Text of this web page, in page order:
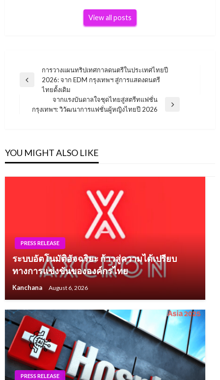
View all posts
navigation
Previous
การวางแผนทริปเทศกาลดนตรีในประเทศไทยปี
2026: จาก EDM กรุงเทพฯ สู่การแสดงดนตรี
ไทยดั้งเดิม
Next
จากแรงบันดาลใจชุดไทยสู่สตรีทแฟชั่น
กรุงเทพฯ: วิวัฒนาการแฟชั่นผู้หญิงไทยปี 2026
YOU MIGHT ALSO LIKE
PRESS RELEASE
ระบบอัตโนมัติอัจฉริยะ ก้าวสู่ความได้เปรียบ
ทางการแข่งขันขององค์กรไทย
Kanchana August 6, 2026
PRESS RELEASE